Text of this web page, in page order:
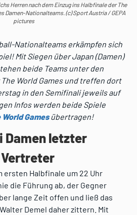
Herren nach dem Einzug ins Halbfinale der The
Damen-Nationalteams. (c) Sport Austria / GEPA
pictures
Nationalteams erkämpfen sich
Mit Siegen über Japan (Damen)
beide Teams unter den
World Games und treffen dort
in den Semifinali jeweils auf
Infos werden beide Spiele
World Gamesübertragen!
Damen letzter
ersten Halbfinale um 22 Uhr
die Führung ab, der Gegner
lange Zeit offen und ließ das
Demel daher zittern. Mit